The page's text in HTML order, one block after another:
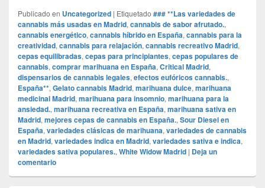
Publicado en Uncategorized | Etiquetado ### **Las variedades de
cannabis más usadas en Madrid, cannabis de sabor afrutado.,
cannabis energético, cannabis híbrido en España, cannabis para la
creatividad, cannabis para relajación, cannabis recreativo Madrid,
cepas equilibradas, cepas para principiantes, cepas populares de
cannabis, comprar marihuana en España, Critical Madrid,
dispensarios de cannabis legales, efectos eufóricos cannabis.,
España**, Gelato cannabis Madrid, marihuana dulce, marihuana
medicinal Madrid, marihuana para insomnio, marihuana para la
ansiedad., marihuana recreativa en España, marihuana sativa en
Madrid, mejores cepas de cannabis en España., Sour Diesel en
España, variedades clásicas de marihuana, variedades de cannabis
en Madrid, variedades indica en Madrid, variedades sativa e indica,
variedades sativa populares., White Widow Madrid | Deja un
comentario